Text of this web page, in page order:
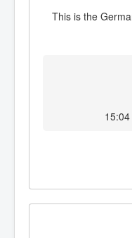
This is the